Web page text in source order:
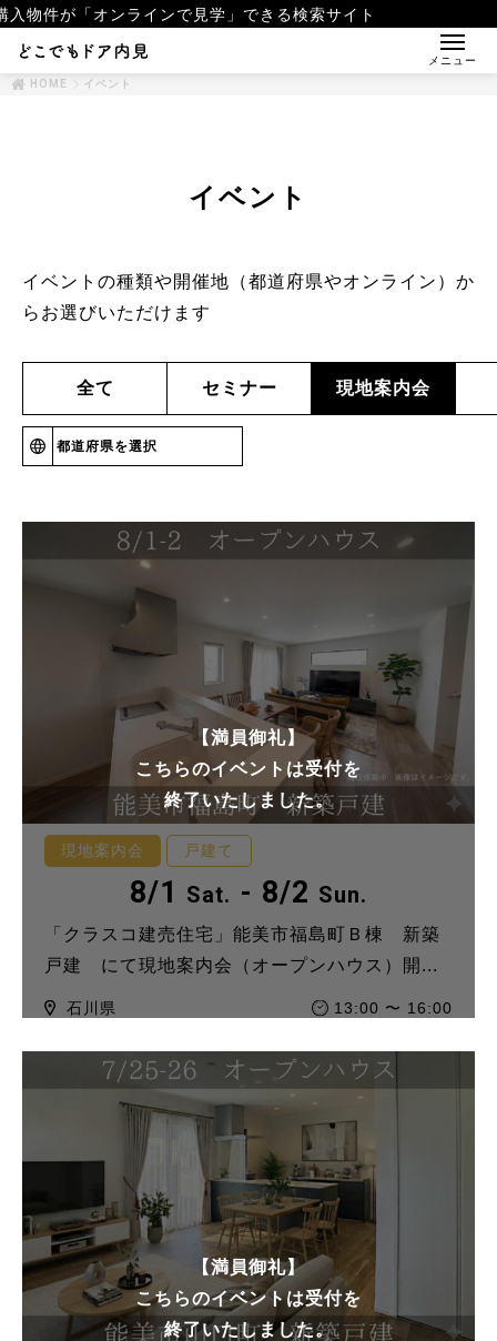
ラインで見学」できる検索サイト
メニュー
HOME
イベント
イベント
イベントの種類や開催地（都道府県やオンライン）か
らお選びいただけます
全て セミナー 現地案内会
都道府県を選択
現地案内会 戸建て
8/1 Sat. - 8/2 Sun.
「クラスコ建売住宅」能美市福島町Ｂ棟 新築
戸建 にて現地案内会（オープンハウス）開...
石川県 13:00 〜 16:00
【満員御礼】
こちらのイベントは受付を
終了いたしました。
【満員御礼】
こちらのイベントは受付を
終了いたしました。